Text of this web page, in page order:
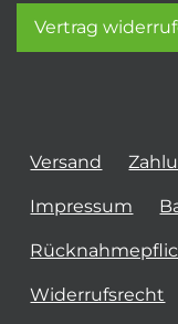
Vertrag
Versand
Impressum
Widerrufsrecht